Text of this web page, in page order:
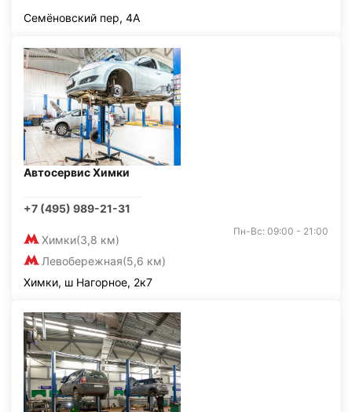
Семёновский пер, 4А
Автосервис Химки
+7 (495) 989-21-31
Химки(3,8 км)
Левобережная(5,6 км)
Пн-Вс: 09:00 - 21:00
Химки, ш Нагорное, 2к7